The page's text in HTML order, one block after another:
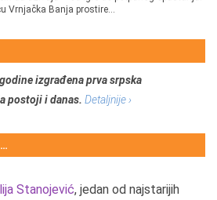
Vrnjačka Banja prostire...
izgrađena prva srpska
postoji i danas. Detaljnije ›
Stanojević, jedan od najstarijih